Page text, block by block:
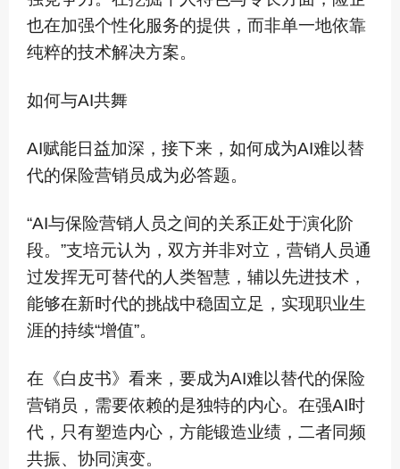
也在加强个性化服务的提供，而非单一地依靠
纯粹的技术解决方案。
如何与AI共舞
AI赋能日益加深，接下来，如何成为AI难以替
代的保险营销员成为必答题。
“AI与保险营销人员之间的关系正处于演化阶
段。”支培元认为，双方并非对立，营销人员通
过发挥无可替代的人类智慧，辅以先进技术，
能够在新时代的挑战中稳固立足，实现职业生
涯的持续“增值”。
在《白皮书》看来，要成为AI难以替代的保险
营销员，需要依赖的是独特的内心。在强AI时
代，只有塑造内心，方能锻造业绩，二者同频
共振、协同演变。